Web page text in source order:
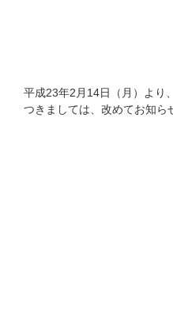
平成23年2月14日（月）より
つきましては、改めてお知ら